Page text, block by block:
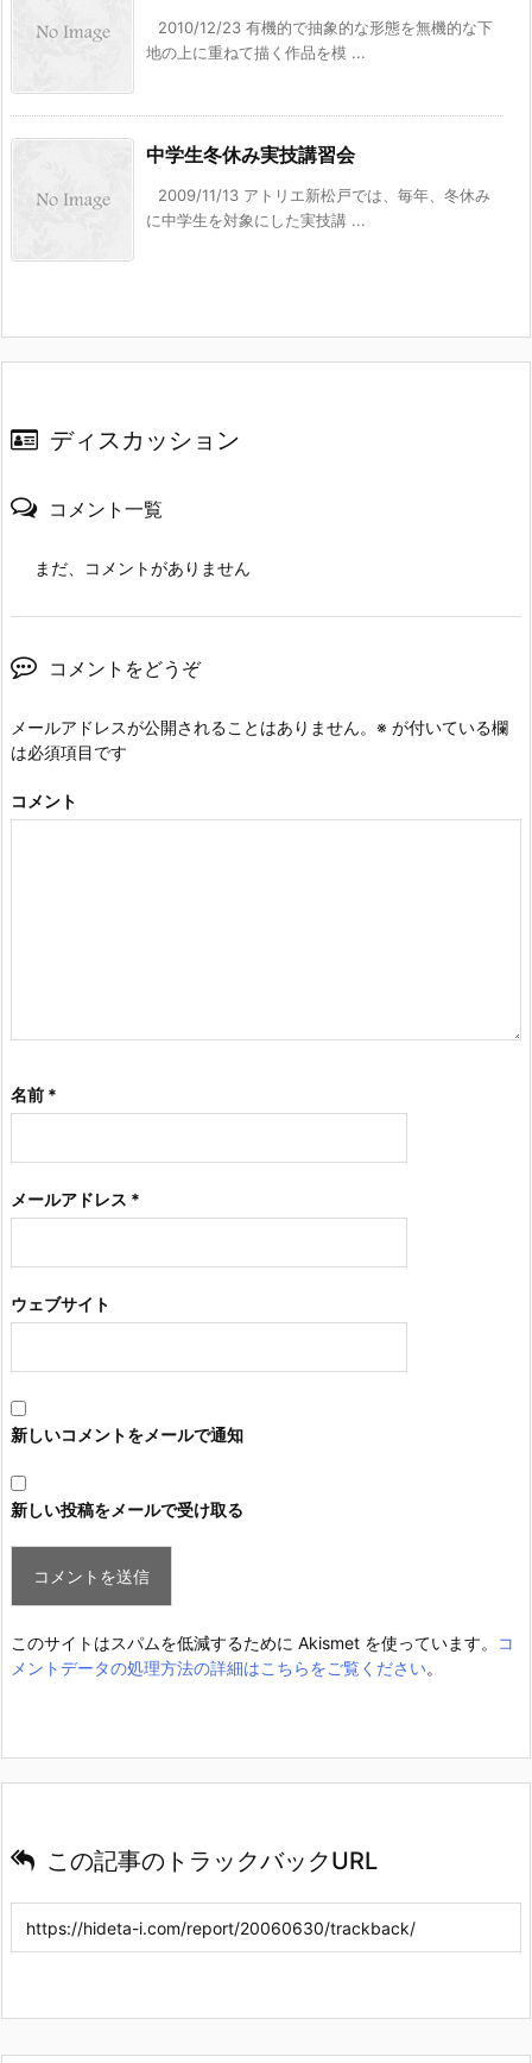
2010/12/23 有機的で抽象的な形態を無機的な下
地の上に重ねて描く作品を模 ...
中学生冬休み実技講習会
2009/11/13 アトリエ新松戸では、毎年、冬休み
に中学生を対象にした実技講 ...
ディスカッション
コメント一覧
まだ、コメントがありません
コメントをどうぞ
メールアドレスが公開されることはありません。 ※ が付いている欄
は必須項目です
コメント
名前 *
メールアドレス *
ウェブサイト
新しいコメントをメールで通知
新しい投稿をメールで受け取る
このサイトはスパムを低減するために Akismet を使っています。
コ
メントデータの処理方法の詳細はこちらをご覧ください。
この記事のトラックバックURL